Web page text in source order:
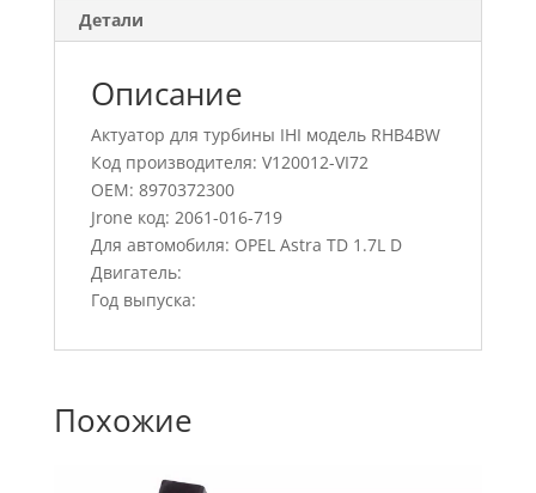
Детали
Описание
Актуатор для турбины IHI модель RHB4BW
Код производителя: V120012-VI72
OEM: 8970372300
Jrone код: 2061-016-719
Для автомобиля: OPEL Astra TD 1.7L D
Двигатель:
Год выпуска:
Похожие